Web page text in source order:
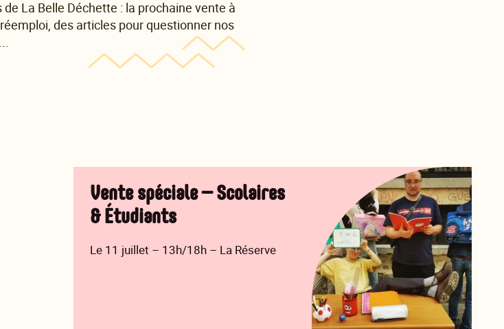
La Belle Déchette : la prochaine vente à
des articles pour questionner nos
Vente spéciale – Scolaires
& Étudiants
Le 11 juillet – 13h/18h – La Réserve